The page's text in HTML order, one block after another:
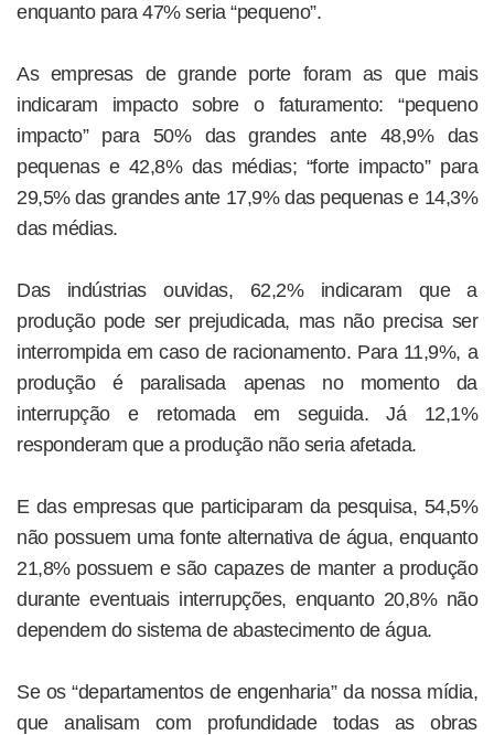
enquanto para 47% seria “pequeno”.
As empresas de grande porte foram as que mais
indicaram impacto sobre o faturamento: “pequeno
impacto” para 50% das grandes ante 48,9% das
pequenas e 42,8% das médias; “forte impacto” para
29,5% das grandes ante 17,9% das pequenas e 14,3%
das médias.
Das indústrias ouvidas, 62,2% indicaram que a
produção pode ser prejudicada, mas não precisa ser
interrompida em caso de racionamento. Para 11,9%, a
produção é paralisada apenas no momento da
interrupção e retomada em seguida. Já 12,1%
responderam que a produção não seria afetada.
E das empresas que participaram da pesquisa, 54,5%
não possuem uma fonte alternativa de água, enquanto
21,8% possuem e são capazes de manter a produção
durante eventuais interrupções, enquanto 20,8% não
dependem do sistema de abastecimento de água.
Se os “departamentos de engenharia” da nossa mídia,
que analisam com profundidade todas as obras